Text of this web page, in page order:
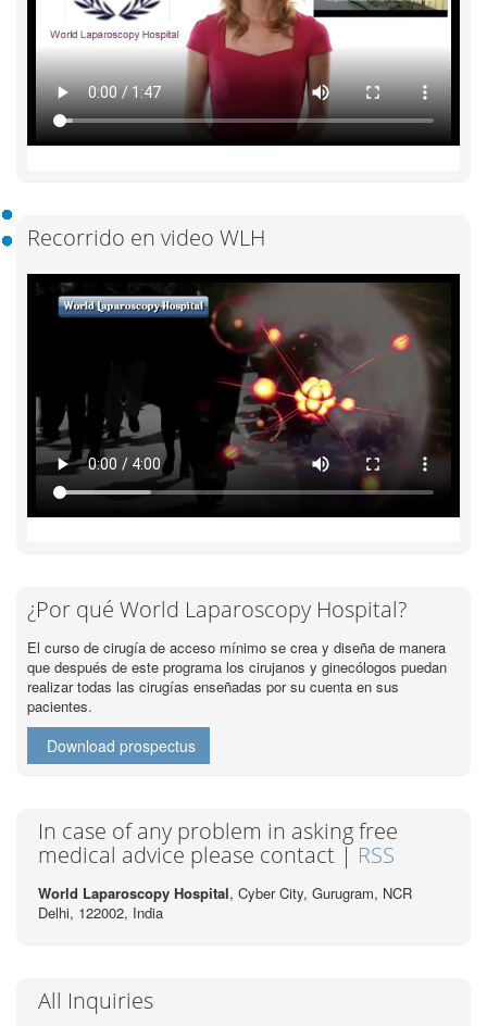
Recorrido en video WLH
¿Por qué World Laparoscopy Hospital?
El curso de cirugía de acceso mínimo se crea y diseña de manera
que después de este programa los cirujanos y ginecólogos puedan
realizar todas las cirugías enseñadas por su cuenta en sus
pacientes.
Download prospectus
In case of any problem in asking free
medical advice please contact | RSS
World Laparoscopy Hospital, Cyber City, Gurugram, NCR
Delhi, 122002, India
All Inquiries